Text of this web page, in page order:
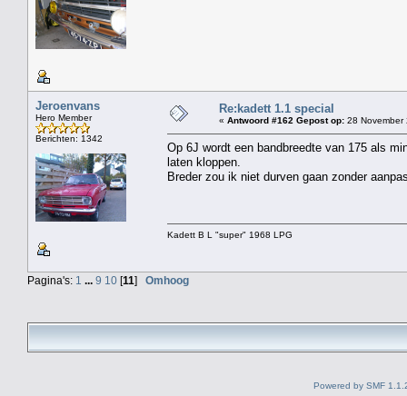
Jeroenvans
Hero Member
Berichten: 1342
Re:kadett 1.1 special
« Antwoord #162 Gepost op: 28
Op 6J wordt een bandbreedte van 175 als
laten kloppen.
Breder zou ik niet durven gaan zonder
Kadett B L "super" 1968 LPG
Pagina's: 1 ... 9 10 [11] Omhoog
Powered by SMF